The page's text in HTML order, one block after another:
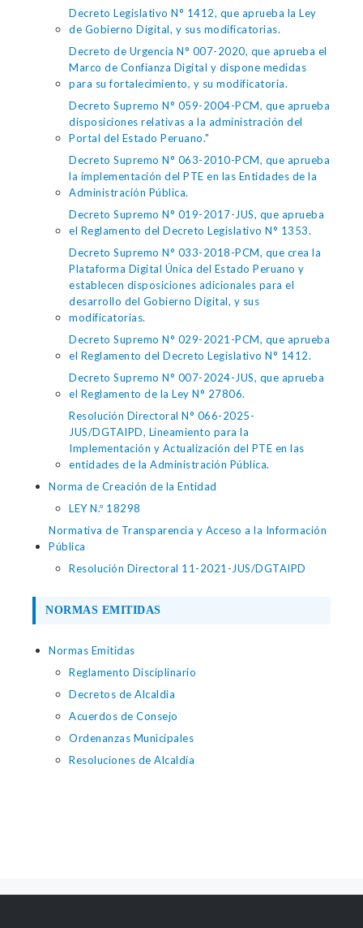
Decreto Legislativo N° 1412, que aprueba la Ley
de Gobierno Digital, y sus modificatorias.
Decreto de Urgencia N° 007-2020, que aprueba el
Marco de Confianza Digital y dispone medidas
para su fortalecimiento, y su modificatoria.
Decreto Supremo N° 059-2004-PCM, que aprueba
disposiciones relativas a la administración del
Portal del Estado Peruano."
Decreto Supremo N° 063-2010-PCM, que aprueba
la implementación del PTE en las Entidades de la
Administración Pública.
Decreto Supremo N° 019-2017-JUS, que aprueba
el Reglamento del Decreto Legislativo N° 1353.
Decreto Supremo N° 033-2018-PCM, que crea la
Plataforma Digital Única del Estado Peruano y
establecen disposiciones adicionales para el
desarrollo del Gobierno Digital, y sus
modificatorias.
Decreto Supremo N° 029-2021-PCM, que aprueba
el Reglamento del Decreto Legislativo N° 1412.
Decreto Supremo N° 007-2024-JUS, que aprueba
el Reglamento de la Ley N° 27806.
Resolución Directoral N° 066-2025-
JUS/DGTAIPD, Lineamiento para la
Implementación y Actualización del PTE en las
entidades de la Administración Pública.
Norma de Creación de la Entidad
LEY N.º 18298
Normativa de Transparencia y Acceso a la Información
Pública
Resolución Directoral 11-2021-JUS/DGTAIPD
NORMAS EMITIDAS
Normas Emitidas
Reglamento Disciplinario
Decretos de Alcaldia
Acuerdos de Consejo
Ordenanzas Municipales
Resoluciones de Alcaldía